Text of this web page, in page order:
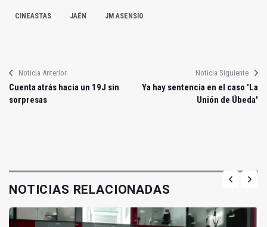
CINEASTAS JAÉN JM ASENSIO
Noticia Anterior
Cuenta atrás hacia un 19J sin
sorpresas
Noticia Siguiente
Ya hay sentencia en el caso 'La
Unión de Úbeda'
NOTICIAS RELACIONADAS